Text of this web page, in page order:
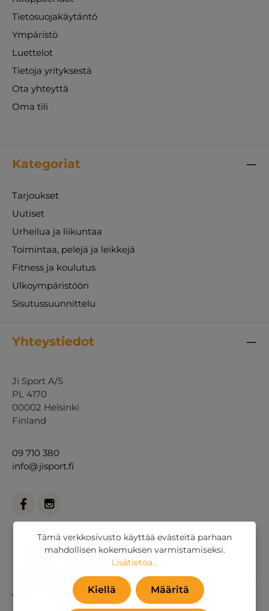
Tietosuojakäytäntö
Ympäristö
Luettelot
Tietoja yrityksestä
Ota yhteyttä
Oma tili
Kategoriat
Tarjoukset
Uutiset
Urheilua ja liikuntaa
Toimintaa, pelejä ja leikkejä
Fitness ja koulutus
Ulkoympäristöön
Sisutussuunnittelu
Yhteystiedot
Ji Sport A/S
PL 4170
00002 Helsinki
Finland
09 710 380
info@jisport.fi
Tämä verkkosivusto käyttää evästeitä parhaan
mahdollisen kokemuksen varmistamiseksi.
Lisätietoa...
Kiellä Määritä